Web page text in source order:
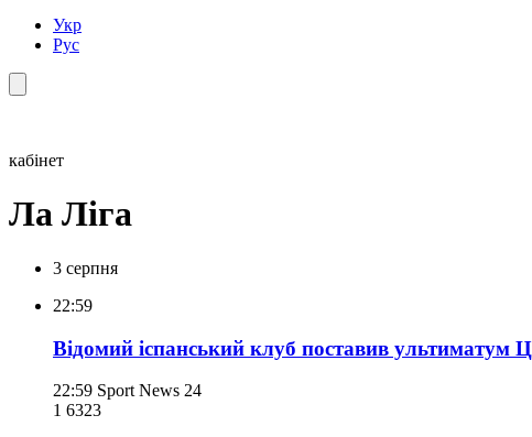
Укр
Рус
кабінет
Ла Ліга
3 серпня
22:59
Відомий іспанський клуб поставив ультиматум
22:59 Sport News 24
1 6323